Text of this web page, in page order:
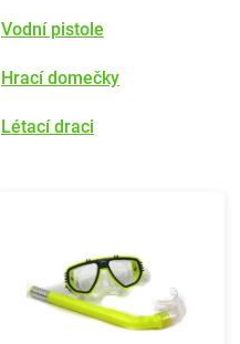
Vodní pistole
Hrací domečky
Létací draci